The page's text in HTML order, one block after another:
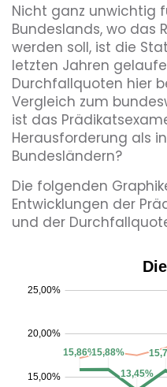
Nicht ganz unwichtig
Bundeslands, wo das
werden soll, ist die
letzten Jahren
Durchfallquoten hier
Vergleich zum
ist das
Herausforderung als
Bundesländern?
Die folgenden
Entwicklungen der
und der